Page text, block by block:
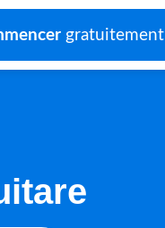
gratuitement